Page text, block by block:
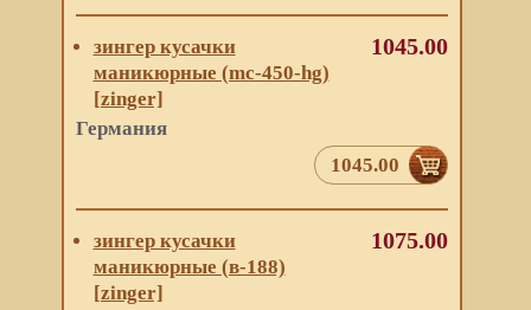
зингер кусачки
маникюрные (mc-450-hg)
[zinger]
Германия
1045.00
1045.00
зингер кусачки
маникюрные (в-188)
[zinger]
1075.00